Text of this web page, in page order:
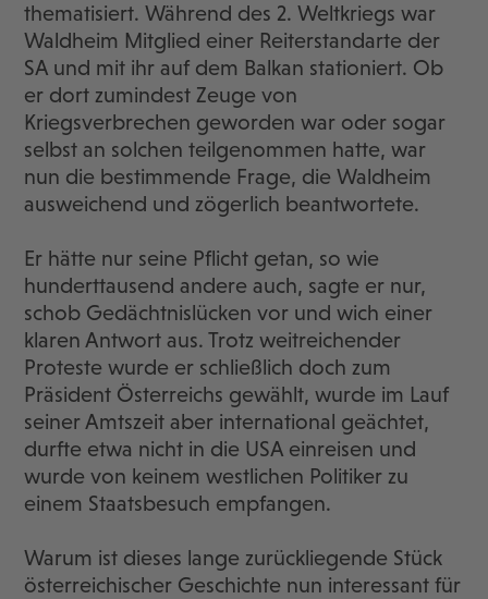
thematisiert. Während des 2. Weltkriegs war
Waldheim Mitglied einer Reiterstandarte der
SA und mit ihr auf dem Balkan stationiert. Ob
er dort zumindest Zeuge von
Kriegsverbrechen geworden war oder sogar
selbst an solchen teilgenommen hatte, war
nun die bestimmende Frage, die Waldheim
ausweichend und zögerlich beantwortete.
Er hätte nur seine Pflicht getan, so wie
hunderttausend andere auch, sagte er nur,
schob Gedächtnislücken vor und wich einer
klaren Antwort aus. Trotz weitreichender
Proteste wurde er schließlich doch zum
Präsident Österreichs gewählt, wurde im Lauf
seiner Amtszeit aber international geächtet,
durfte etwa nicht in die USA einreisen und
wurde von keinem westlichen Politiker zu
einem Staatsbesuch empfangen.
Warum ist dieses lange zurückliegende Stück
österreichischer Geschichte nun interessant für